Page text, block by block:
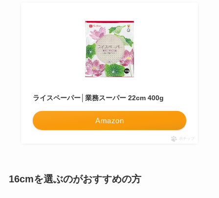
ライスペーパー│業務スーパー 22cm 400g
Amazon
ポチップ
16cmを選ぶのがおすすめの方